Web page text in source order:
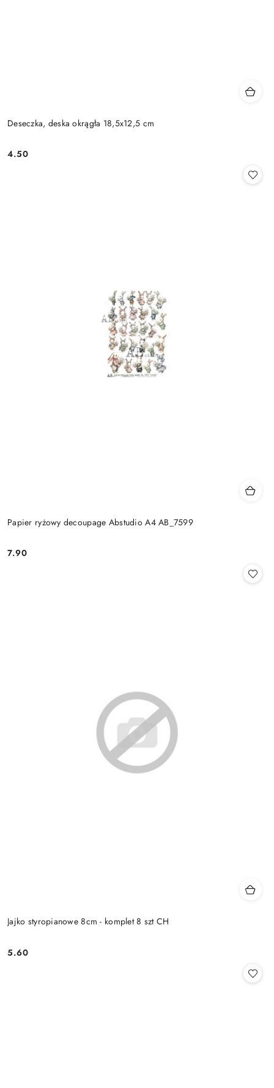
Deseczka, deska okrągła 18,5x12,5 cm
Cena:
4.50
Papier ryżowy decoupage Abstudio A4 AB_7599
Cena:
7.90
Jajko styropianowe 8cm - komplet 8 szt CH
Cena:
5.60